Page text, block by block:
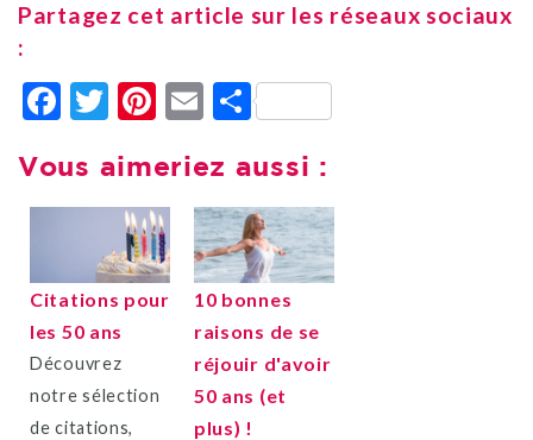
Partagez cet article sur les réseaux sociaux
:
Facebook
Twitter
Pinterest
EmailPartager
Vous aimeriez aussi :
Citations pour
les 50 ans
Découvrez
notre sélection
de citations,
10 bonnes
raisons de se
réjouir d'avoir
50 ans (et
plus) !